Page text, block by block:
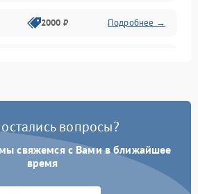
2000 ₽ Подробнее →
2100 ₽ Подробнее →
1700 ₽
вопросы?
мы свяжемся с Вами в ближайшее
время